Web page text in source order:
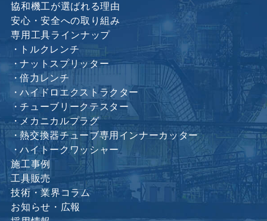
協和機工が選ばれる理由
安心・安全への取り組み
専用工具ラインナップ
トルクレンチ
ナットスプリッター
倍力レンチ
ハイドロエクストラクター
チューブリークテスター
メカニカルプラグ
熱交換器チューブ専用インナーカッター
ハイトークワッシャー
施工事例
工具販売
技術・業界コラム
お知らせ・広報